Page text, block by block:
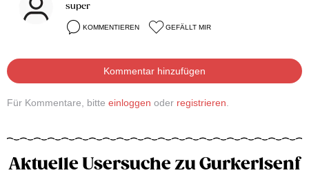
super
KOMMENTIEREN GEFÄLLT MIR
Kommentar hinzufügen
Für Kommentare, bitte einloggen oder registrieren
Aktuelle Usersuche zu Gurkerlsenf